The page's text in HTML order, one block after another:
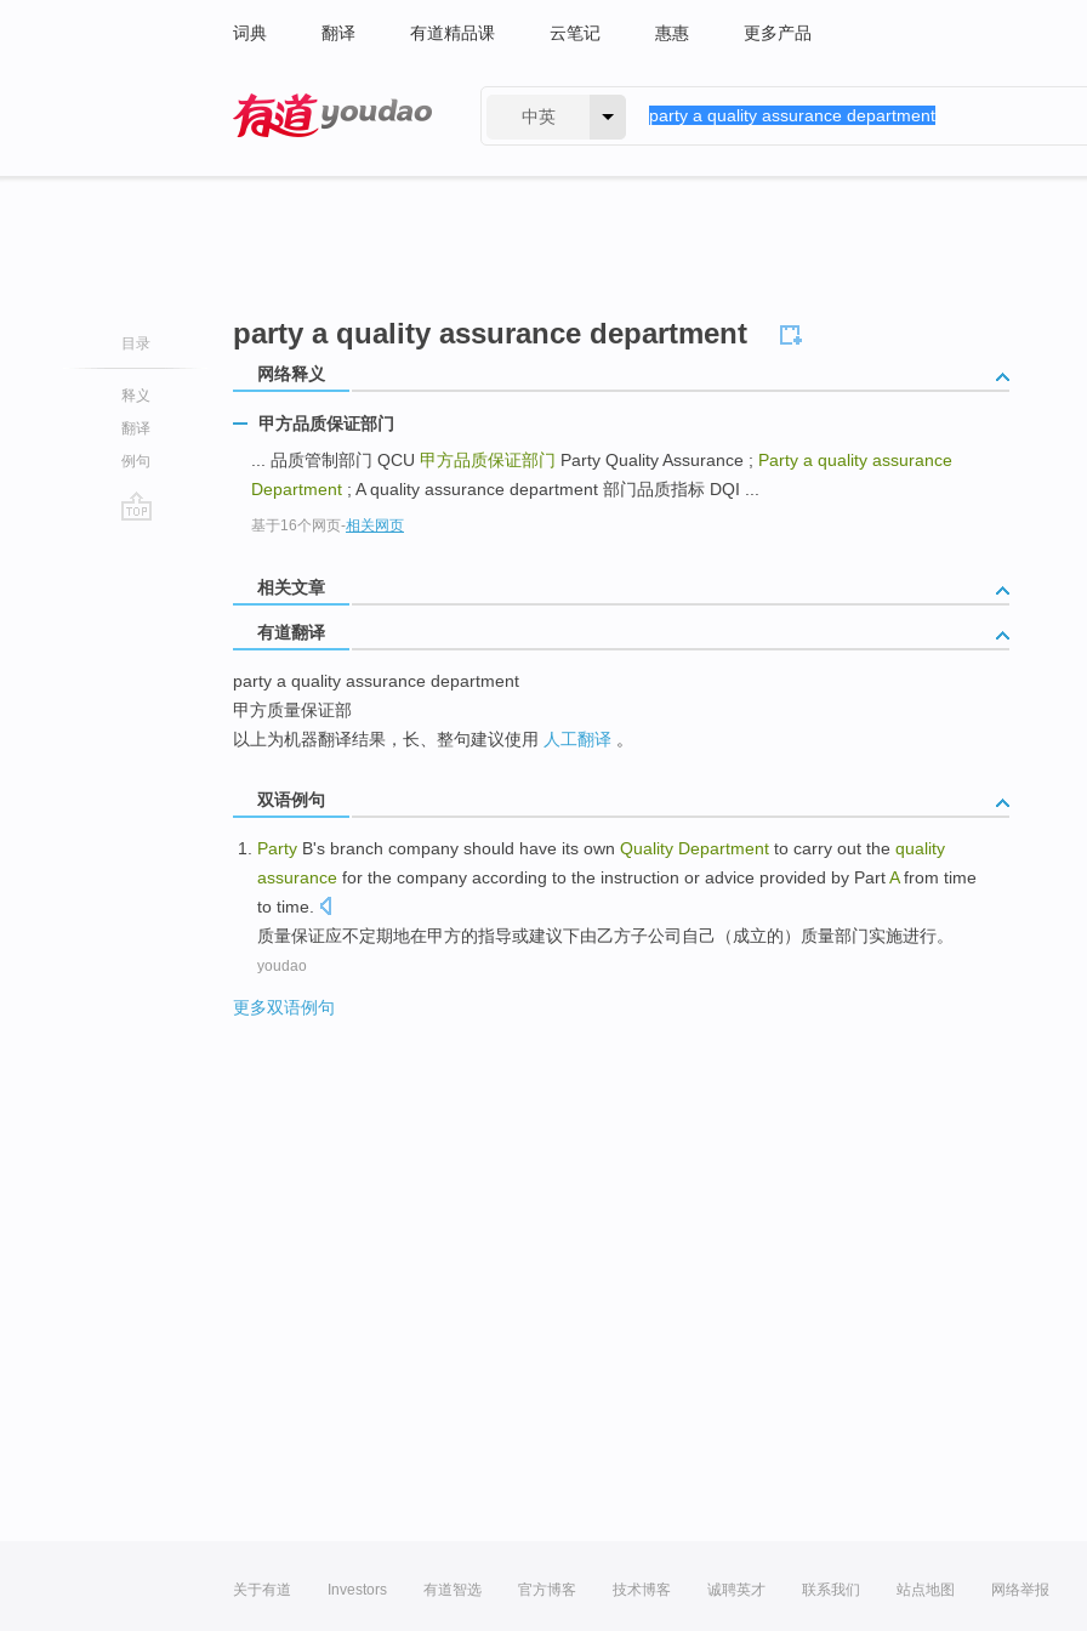
词典 翻译 有道精品课 云笔记 惠惠 更多产品
中英
目录
释义
翻译
例句
party a quality assurance department
网络释义
甲方品质保证部门
... 品质管制部门 QCU 甲方品质保证部门 Party Quality Assurance ; Party a quality assurance
Department ; A quality assurance department 部门品质指标 DQI ...
基于16个网页-相关网页
相关文章
有道翻译
party a quality assurance department
甲方质量保证部
以上为机器翻译结果，长、整句建议使用 人工翻译 。
双语例句
Party B's branch company should have its own Quality Department to carry out the quality
assurance for the company according to the instruction or advice provided by PartAfrom time
to time.
质量保证应不定期地在甲方的指导或建议下由乙方子公司 自己 （成立的）质量部门实施进行。
youdao
更多双语例句
关于有道 Investors 有道智选 官方博客 技术博客 诚聘英才 联系我们 站点地图 网络举报